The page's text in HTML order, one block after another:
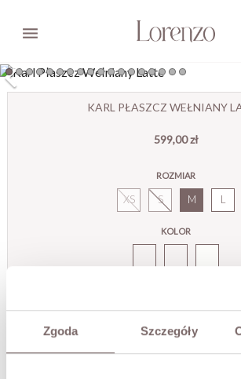
Zgoda Szczegóły

KARL PŁASZCZ WEŁNIANY
599,00 zł
ROZMIAR
XS S M L
KOLOR
Płaszcz